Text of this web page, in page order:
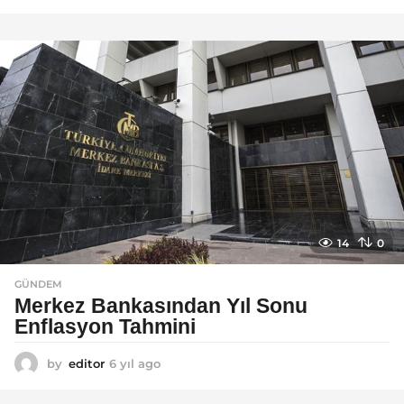
l
a
g
o
14 0
GÜNDEM
Merkez Bankasından Yıl Sonu
Enflasyon Tahmini
by editor 6 yıl ago